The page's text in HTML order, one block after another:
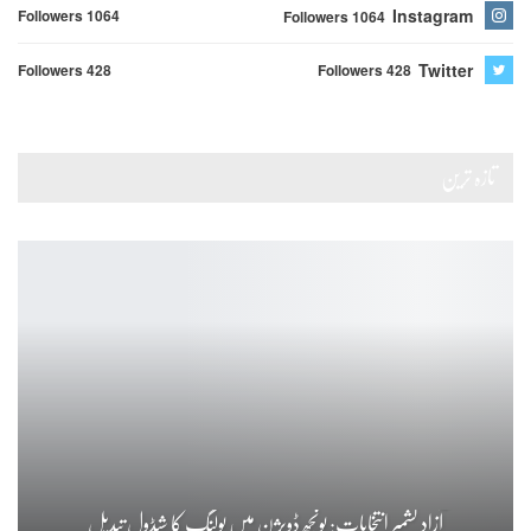
Instagram
Followers 1064
Followers 1064
Twitter
Followers 428
Followers 428
آزاد کشمیر انتخابات: پونچھ ڈویژن میں پولنگ کا شیڈول تبدیل